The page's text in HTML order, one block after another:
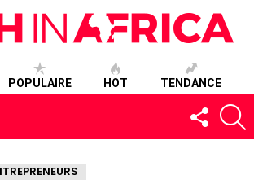
POPULAIRE HOT TENDANCE
SUIVEZ-
NOUS